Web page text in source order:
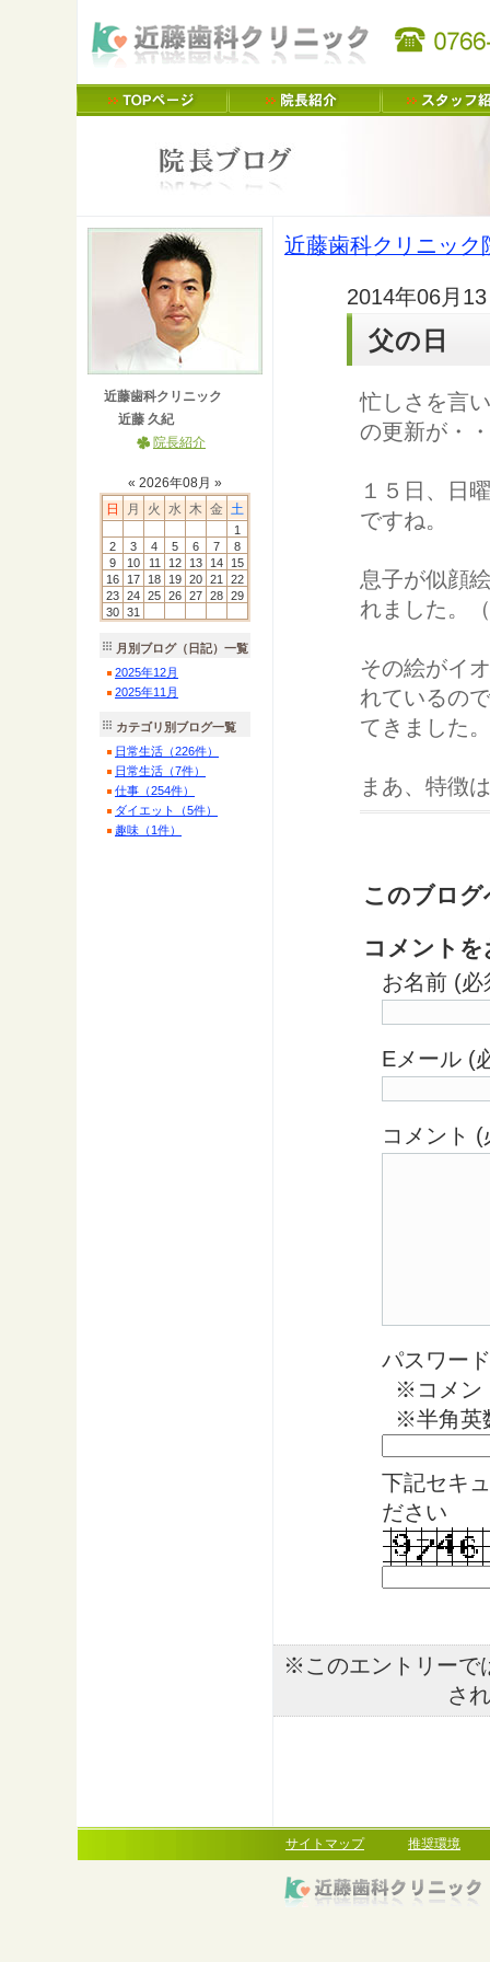
近藤歯科クリニック
2014年06月
父の日
忙しさを言
の更新が・
１５日、日
ですね。
息子が似顔
れました。
その絵がイ
れているの
てきました。
まあ、特徴
このブロ
コメント
お名前 (必
Eメール (
コメント (
パスワー
※コメン
※半角英
下記セキ
ださい
※このエントリーで
さ
近藤歯科クリニック
近藤 久紀
院長紹介
« 2026年08月 »
日
月 火 水 木 金 土
1
2
3 4 5 6 7
8
9
10 11 12 13 14
15
16
17 18 19 20 21
22
23 24 25 26 27 28 29
30 31
月別ブログ（日記）一覧
2025年12月
2025年11 月
カテゴリ別ブログ一覧
日常生活（226件）
日常生活（7件）
仕事（254件）
ダイエット（5件）
趣味（1件）
サイトマップ 推奨環境